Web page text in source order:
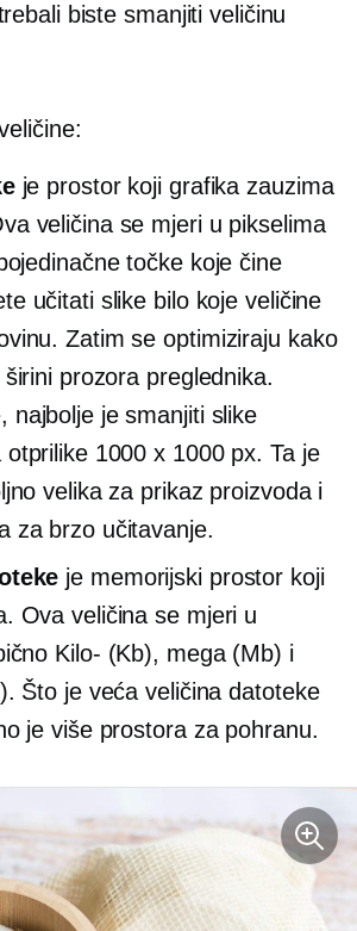
biste smanjiti veličinu
je prostor koji grafika zauzima
veličina se mjeri u pikselima
točke koje čine
učitati slike bilo koje veličine
Zatim se optimiziraju kako
prozora preglednika.
najbolje je smanjiti slike
otprilike 1000 x 1000 px. Ta je
velika za prikaz proizvoda i
za brzo učitavanje.
je memorijski prostor koji
Ova veličina se mjeri u
Kilo- (Kb), mega(Mb) i
Što je veća veličina datoteke
je više prostora za pohranu.